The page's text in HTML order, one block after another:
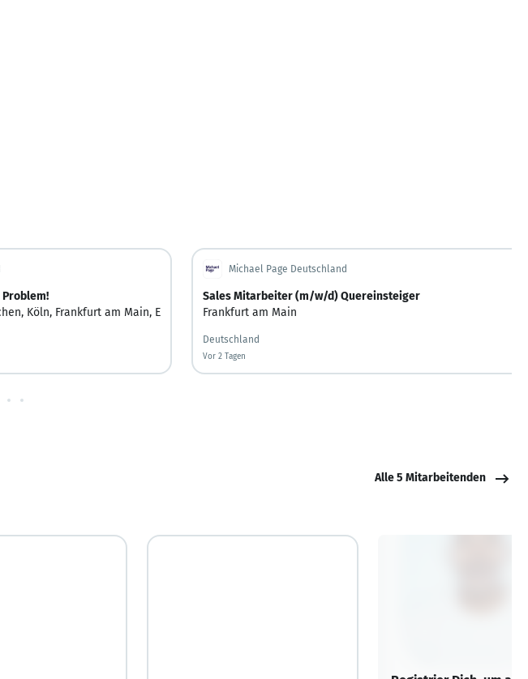
, Köln, Frankfurt am Main, Essen Düsseldorf, Mainz,Mannheim
Michael Page Deutschland
Sales Mitarbeiter (m/w/d) Quereinsteiger
Frankfurt am Main
Deutschland
Vor 2 Tagen
Vor 2 Tagen veröffentlicht
Alle 5 Mitarbeitenden